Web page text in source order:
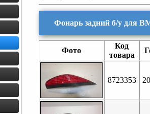
Фонарь задний б/у для
Фото
Код
товара
8723353